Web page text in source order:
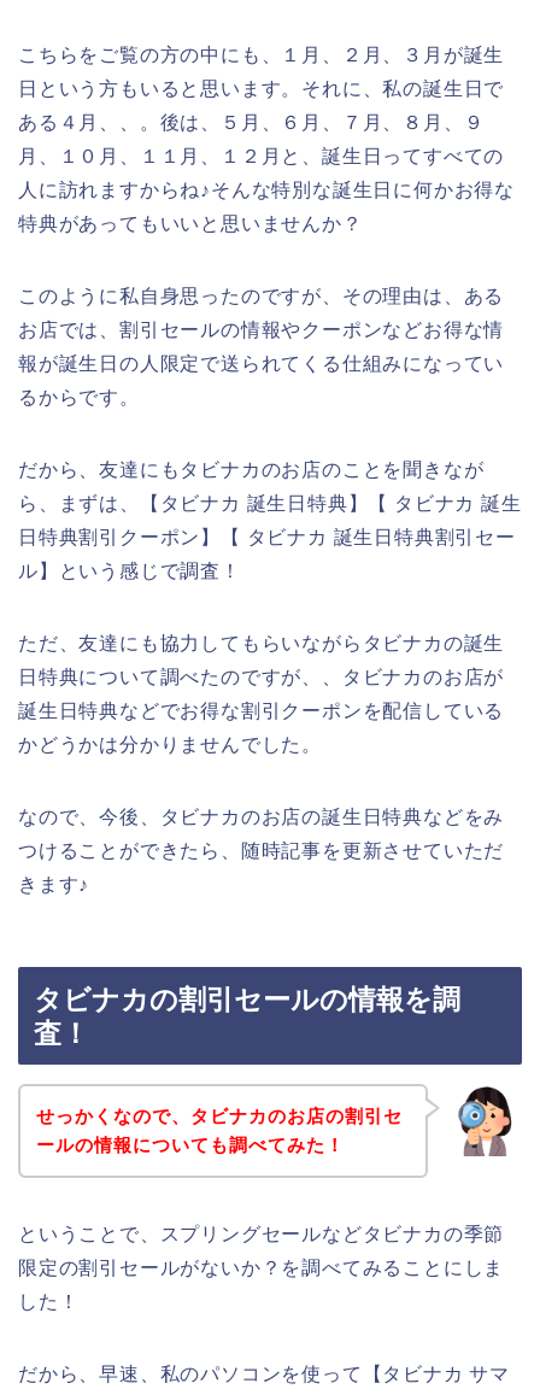
こちらをご覧の方の中にも、１月、２月、３月が誕生
日という方もいると思います。それに、私の誕生日で
ある４月、、。後は、５月、６月、７月、８月、９
月、１０月、１１月、１２月と、誕生日ってすべての
人に訪れますからね♪そんな特別な誕生日に何かお得な
特典があってもいいと思いませんか？
このように私自身思ったのですが、その理由は、ある
お店では、割引セールの情報やクーポンなどお得な情
報が誕生日の人限定で送られてくる仕組みになってい
るからです。
だから、友達にもタビナカのお店のことを聞きなが
ら、まずは、【タビナカ 誕生日特典】【 タビナカ 誕生
日特典割引クーポン】【 タビナカ 誕生日特典割引セー
ル】という感じで調査！
ただ、友達にも協力してもらいながらタビナカの誕生
日特典について調べたのですが、、タビナカのお店が
誕生日特典などでお得な割引クーポンを配信している
かどうかは分かりませんでした。
なので、今後、タビナカのお店の誕生日特典などをみ
つけることができたら、随時記事を更新させていただ
きます♪
タビナカの割引セールの情報を調
査！
せっかくなので、タビナカのお店の割引セ
ールの情報についても調べてみた！
ということで、スプリングセールなどタビナカの季節
限定の割引セールがないか？を調べてみることにしま
した！
だから、早速、私のパソコンを使って【タビナカ サマ